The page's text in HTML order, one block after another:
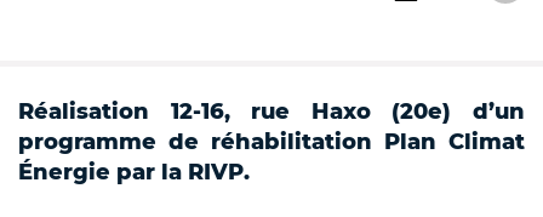
Réalisation 12-16, rue Haxo (20e) d’un
programme de réhabilitation Plan Climat
Énergie par la RIVP.